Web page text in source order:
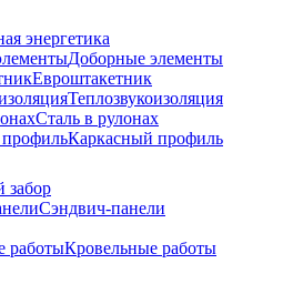
энергетика
Доборные элементы
Евроштакетник
Теплозвукоизоляция
Сталь в рулонах
Каркасный профиль
забор
Сэндвич-панели
Кровельные работы